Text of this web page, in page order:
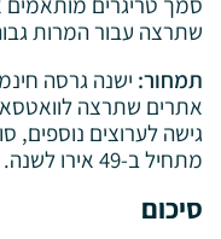
שתרצה עבור המרות
תמחור:ישנה גרסה
אתרים שתרצה
גישה לערוצים נוספים,
מתחיל ב-49 אירו לשנה.
סיכום